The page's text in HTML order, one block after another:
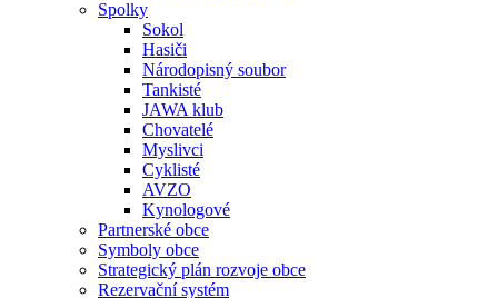
Spolky
Sokol
Hasiči
Národopisný soubor
Tankisté
JAWA klub
Chovatelé
Myslivci
Cyklisté
AVZO
Kynologové
Partnerské obce
Symboly obce
Strategický plán rozvoje obce
Rezervační systém